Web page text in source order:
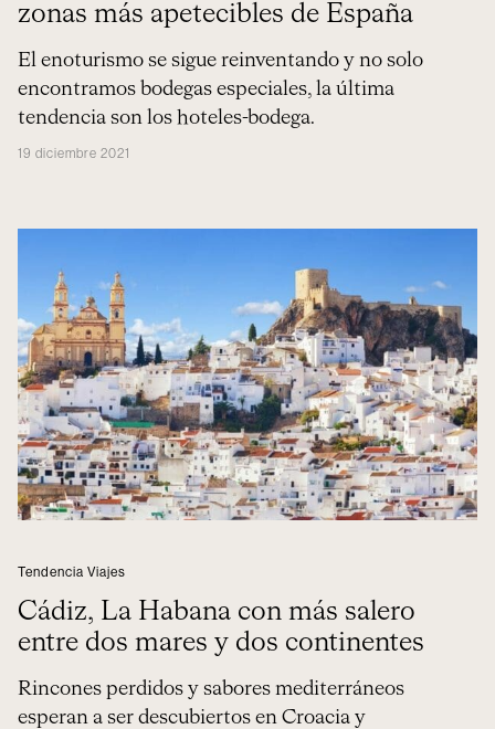
zonas más apetecibles de España
El enoturismo se sigue reinventando y no solo
encontramos bodegas especiales, la última
tendencia son los hoteles-bodega.
19 diciembre 2021
Tendencia Viajes
Cádiz, La Habana con más salero
entre dos mares y dos continentes
Rincones perdidos y sabores mediterráneos
esperan a ser descubiertos en Croacia y